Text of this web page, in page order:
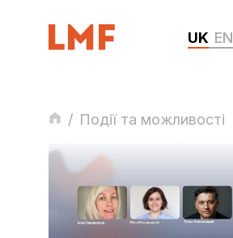
UK EN
/ Події та можливості